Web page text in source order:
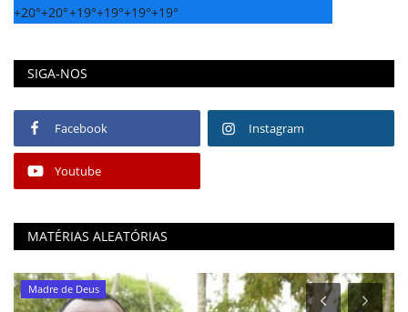
+20°+20°+19°+19°+19°+19°
SIGA-NOS
Facebook Instagram
Youtube
MATÉRIAS ALEATÓRIAS
Madre de Deus